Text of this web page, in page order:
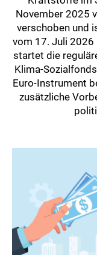
November 2025
verschoben und
vom 17. Juli
startet die
Klima-
Euro-Instrument
zusätzliche